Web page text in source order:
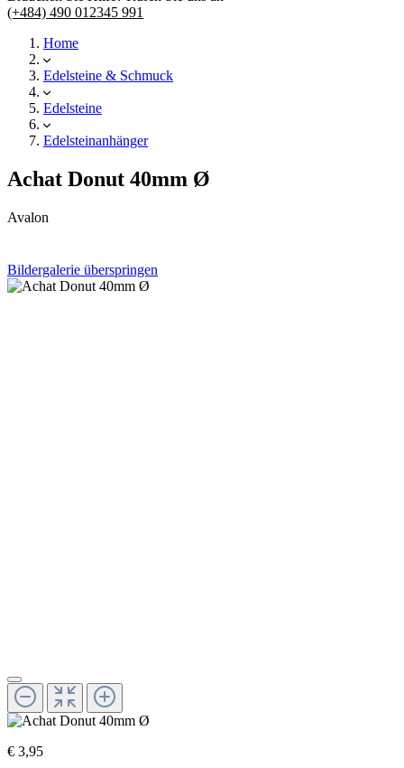
(+484) 490 012345 991
Home
Edelsteine & Schmuck
Edelsteine
Edelsteinanhänger
Achat Donut 40mm Ø
Avalon
Bildergalerie überspringen
€ 3,95